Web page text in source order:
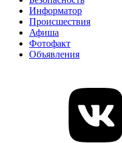
Информатор
Происшествия
Афиша
Фотофакт
Объявления